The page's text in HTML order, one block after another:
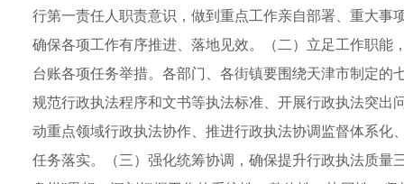
行第一责任人职责意识，做到重点工作亲自部署、重大
确保各项工作有序推进、落地见效。（二）立足工作职
台账各项任务举措。各部门、各街镇要围绕天津市制定
规范行政执法程序和文书等执法标准、开展行政执法突
动重点领域行政执法协作、推进行政执法协调监督体系
任务落实。（三）强化统筹协调，确保提升行政执法质量